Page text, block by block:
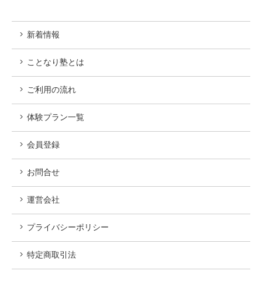
新着情報
ことなり塾とは
ご利用の流れ
体験プラン一覧
会員登録
お問合せ
運営会社
プライバシーポリシー
特定商取引法